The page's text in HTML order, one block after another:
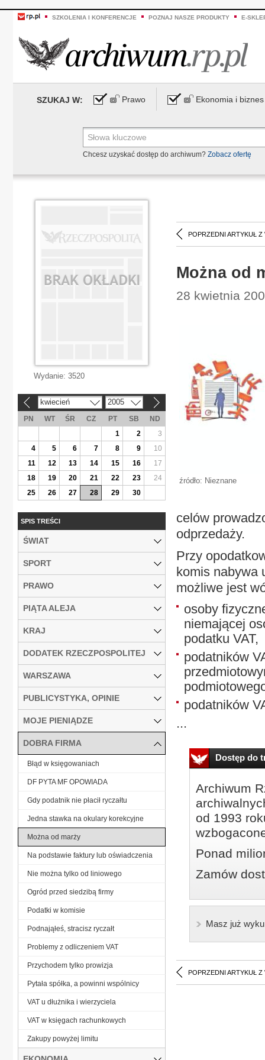
SZKOLENIA I KONFERENCJE POZNAJ NASZE PRODUKTY E-
SZUKAJ W: Prawo Ekonomia i biznes
Chcesz uzyskać dostęp do archiwum? Zobacz ofertę
POPRZEDNI ARTYKUŁ Z
Można od
28 kwietnia
źródło: Nieznane
celów
odprzedaży.
Przy
komis nabywa
możliwe jest
osoby
niemającej
podatku VAT,
podatników
podatników
...
Dostęp do
Archiwum
od 1993
Ponad
Zamów
Masz już
POPRZEDNI ARTYKUŁ Z
Wydanie: 3520
kwiecień 2005
PN WT ŚR CZ PT SB
ND
1
2
3
4
5 6 7 8 9
10
11
12 13 14 15 16
17
18
19 20 21 22 23
24
25
26 27 28 29 30
SPIS TREŚCI
ŚWIAT
SPORT
PRAWO
PIĄTA ALEJA
KRAJ
DODATEK RZECZPOSPOLITEJ
WARSZAWA
PUBLICYSTYKA, OPINIE
MOJE PIENIĄDZE
DOBRA FIRMA
Błąd w księgowaniach
DF PYTA MF OPOWIADA
Gdy podatnik nie płacił ryczałtu
Jedna stawka na okulary korekcyjne
Można od marży
Na podstawie faktury lub oświadczenia
Nie można tylko od liniowego
Ogród przed siedzibą firmy
Podatki w komisie
Podnająłeś, stracisz ryczałt
Problemy z odliczeniem VAT
Przychodem tylko prowizja
Pytała spółka, a powinni wspólnicy
VAT u dłużnika i wierzyciela
VAT w księgach rachunkowych
Zakupy powyżej limitu